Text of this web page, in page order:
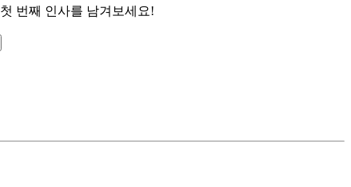
첫 번째 인사를 남겨보세요!